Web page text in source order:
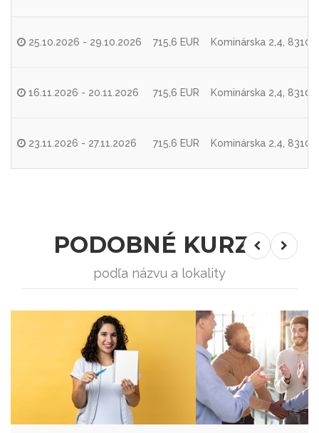
25.10.2026 - 29.10.2026 715,6 EUR Kominárska 2,4,
16.11.2026 - 20.11.2026 715,6 EUR Kominárska 2,4,
23.11.2026 - 27.11.2026 715,6 EUR Kominárska 2,4,
PODOBNÉ KURZY
podľa názvu a lokality